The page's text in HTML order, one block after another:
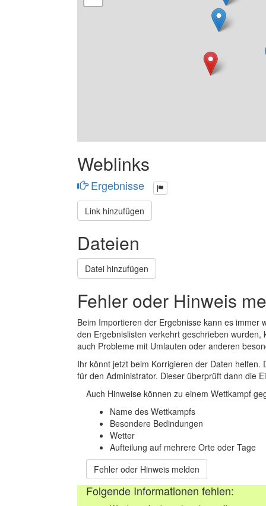
Weblinks
Ergebnisse
Link hinzufügen
Dateien
Datei hinzufügen
Fehler oder Hinweis
Beim Importieren der Ergebnisse kann es
den Ergebnislisten verkehrt geschrieben
auch Probleme mit Umlauten oder anderen
Ihr könnt jetzt beim Korrigieren der Daten
für den Administrator. Dieser überprüft dann die
Auch Hinweise können zu einem Wettkampf
Name des Wettkampfs
Besondere Bedindungen
Wetter
Aufteilung auf mehrere Orte oder Tage
Fehler oder Hinweis melden
Folgende Informationen fehlen: